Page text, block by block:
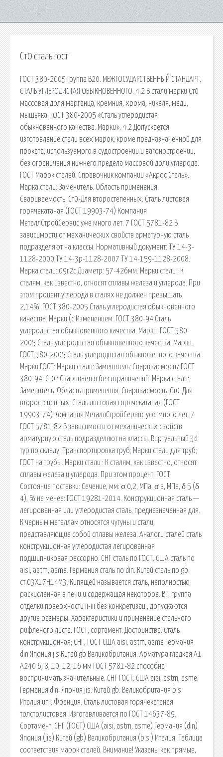
Ст0 сталь гост
ГОСТ 380-2005 Группа В20. МЕЖГОСУДАРСТВЕННЫЙ СТАНДАРТ.
СТАЛЬ УГЛЕРОДИСТАЯ ОБЫКНОВЕННОГО. 4.2 В стали марки Ст0
массовая доля марганца, кремния, хрома, никеля, меди,
мышьяка. ГОСТ 380-2005 «Сталь углеродистая
обыкновенного качества. Марки». 4.2 Допускается
изготовление стали всех марок, кроме предназначенной для
проката, используемого в судостроении и вагоностроении,
без ограничения нижнего предела массовой доли углерода.
ГОСТ Марок сталей. Справочник компании «Акрос Сталь».
Марка стали: Заменитель. Область применения.
Свариваемость. Ст0-Для второстепенных. Сталь листовая
горячекатаная (ГОСТ 19903-74) Компания
МеталлСтройСервис уже много лет. 7 ГОСТ 5781-82 В
зависимости от механических свойств арматурную сталь
подразделяют на классы. Нормативный документ: ТУ 14-3-
1128-2000 ТУ 14-3р-1128-2007 ТУ 14-159-1128-2008.
Марка стали: 09г2с Диаметр: 57-426мм. Марки стали : К
сталям, как известно, относят сплавы железа и углерода. При
этом процент углерода в сталях не должен превышать
2,14%. ГОСТ 380-2005 Сталь углеродистая обыкновенного
качества. Марки (с Изменением. ГОСТ 380-94 Сталь
углеродистая обыкновенного качества. Марки. ГОСТ 380-
2005 Сталь углеродистая обыкновенного качества. Марки.
ГОСТ 380-2005 Сталь углеродистая обыкновенного качества.
Марки ГОСТ: Марки стали: Заменитель: Свариваемость: ГОСТ
380-94: Ст0 : Сваривается без ограничений. Марка стали:
Заменитель. Область применения. Свариваемость. Ст0-Для
второстепенных. Сталь листовая горячекатаная (ГОСТ
19903-74) Компания МеталлСтройСервис уже много лет. 7
ГОСТ 5781-82 В зависимости от механических свойств
арматурную сталь подразделяют на классы. Виртуальный 3d
тур по складу; Транспортировка труб; Марки стали для труб;
ГОСТ на трубы. Марки стали : К сталям, как известно, относят
сплавы железа и углерода. При этом процент. ГОСТ:
Состояние поставки: Сечение, мм: σ 0,2, МПа, σ в, МПа, δ 5 (δ
4), % не менее: ГОСТ 19281-2014. Конструкционная сталь —
легированная или углеродистая сталь, предназначенная для.
К черным металлам относятся чугуны и стали,
представляющие собой сплавы железа. Аналоги сталей сталь
конструкционная углеродистая легированная
подшипниковая рессорно. СНГ сталь по ГОСТ. США сталь по
aisi, astm, asme. Германия сталь по din. Китай сталь по gb.
ст.03Х17Н14М3. Кипящей называется сталь, неполностью
раскисленная в печи и содержащая некоторое. ВГ, группа
отделки поверхности ii-iii без конкретизац., допускаются
другие размеры. Характеристики и применение стального
рифленого листа, ГОСТ, сортамент. Достоинства. Сталь
конструкционная; СНГ, ГОСТ США aisi, astm, asme Германия
din Япония jis Китай gb Великобритания. Арматура гладкая А1
А240 6, 8, 10, 12, 16 мм ГОСТ 5781-82 способна
воспринимать значительные. СНГ ГОСТ: США aisi, astm, asme:
Германия din: Япония jis: Китай gb: Великобритания b.s.
Италия uni: Франция. Сталь листовая горячекатаная
толстолистовая. Изготавливается по ГОСТ 14637-89.
Сортамент. СНГ (ГОСТ) США (aisi, astm, asme) Германия (din)
Япония (jis) Китай (gb) Великобритания (b.s.) Италия. Таблица
соответствия марок сталей. Внимание! Указаны как прямые,